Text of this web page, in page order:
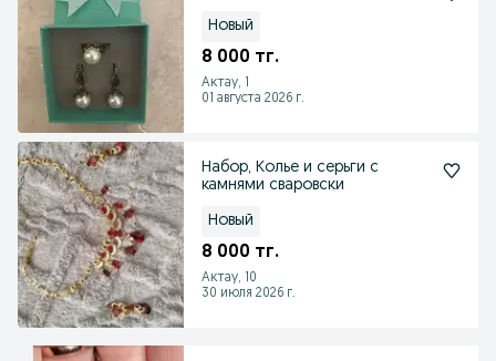
Новый
8 000 тг.
Актау, 1
01 августа 2026 г.
Набор, Колье и серьги с
камнями сваровски
Новый
8 000 тг.
Актау, 10
30 июля 2026 г.